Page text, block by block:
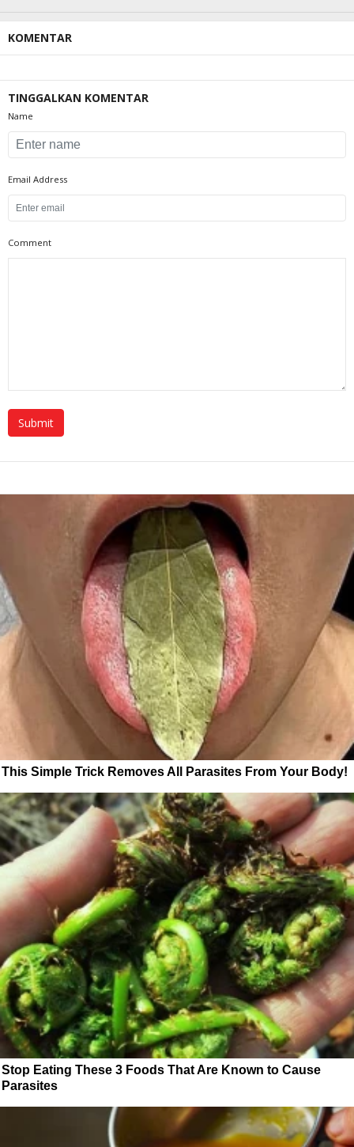
KOMENTAR
TINGGALKAN KOMENTAR
Name
Email Address
Comment
This Simple Trick Removes All Parasites From Your Body!
Stop Eating These 3 Foods That Are Known to Cause
Parasites